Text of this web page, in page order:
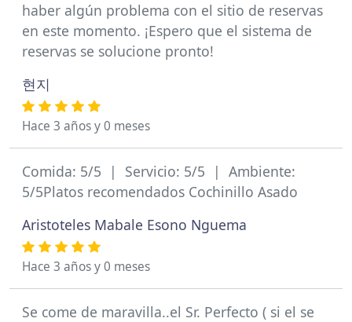
haber algún problema con el sitio de reservas
en este momento. ¡Espero que el sistema de
reservas se solucione pronto!
현지
Hace 3 años y 0 meses
Comida: 5/5 | Servicio: 5/5 | Ambiente:
5/5Platos recomendados Cochinillo Asado
Aristoteles Mabale Esono Nguema
Hace 3 años y 0 meses
Se come de maravilla..el Sr. Perfecto ( si el se